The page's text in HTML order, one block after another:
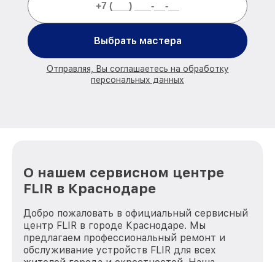
Выбрать мастера
Отправляя, Вы соглашаетесь на обработку
персональных данных
О нашем сервисном центре
FLIR в Краснодаре
Добро пожаловать в официальный сервисный
центр FLIR в городе Краснодаре. Мы
предлагаем профессиональный ремонт и
обслуживание устройств FLIR для всех